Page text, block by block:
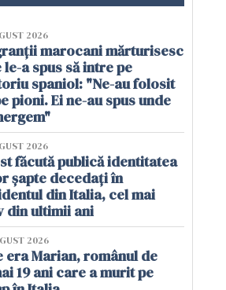
2026
marocani mărturisesc
le-a spus să intre pe
spaniol: "Ne-au folosit
pioni. Ei ne-au spus unde
2026
făcută publică identitatea
șapte decedați în
din Italia, cel mai
din ultimii ani
2026
era Marian, românul de
19 ani care a murit pe